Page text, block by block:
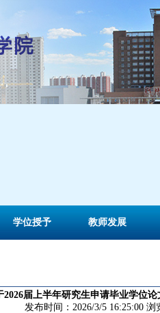
学位授予 教师发展
2026届上半年研究生申请毕业学位
发布时间：2026/3/5 16:25:00 浏